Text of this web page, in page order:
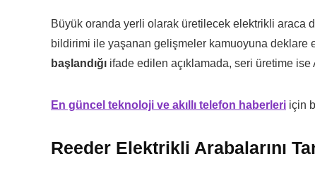
Büyük oranda yerli olarak üretilecek elektrikli araca
bildirimi ile yaşanan gelişmeler kamuoyuna deklare
başlandığı ifade edilen açıklamada, seri üretime ise
En güncel teknoloji ve akıllı telefon haberleri için
Reeder Elektrikli Arabalarını